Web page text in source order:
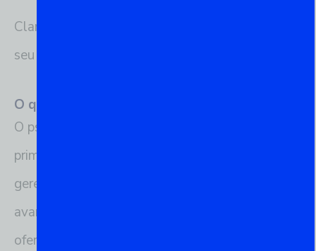
Claro, aqui está uma seção detalhada para o
seu blog post sobre “O que é psql?”:
O que é psql?
O psql é a interface de linha de comando
primária para o PostgreSQL, um sistema de
gerenciamento de banco de dados relacional
avançado. Como um shell interativo, o psql
oferece funcionalidades que permitem aos